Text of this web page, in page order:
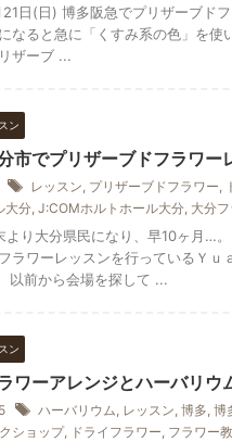
日(日) 博多阪急でプリザーブド
なると急に「くすみ系の色」を
ザーブ ...
ン
市でプリザーブドフラワー
レッスン プリザーブドフラワー
大分 J:COMホルトホール大分 大分
より大分県民になり、早10ヶ月…
ラワーレッスンを行っているＹ
以前から会場を探して ...
ン
ワーアレンジとハーバリ
ハーバリウム レッスン 博多 博
ショップ, ドライフラワー フラワー